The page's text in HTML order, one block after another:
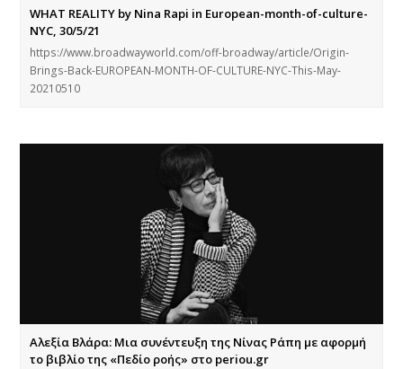
WHAT REALITY by Nina Rapi in European-month-of-culture-
NYC, 30/5/21
https://www.broadwayworld.com/off-broadway/article/Origin-
Brings-Back-EUROPEAN-MONTH-OF-CULTURE-NYC-This-May-
20210510
Αλεξία Βλάρα: Μια συνέντευξη της Νίνας Ράπη με αφορμή
το βιβλίο της «Πεδίο ροής» στο periou.gr